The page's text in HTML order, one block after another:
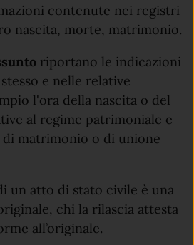
contenute nei registri
nascita, morte, matrimonio.
riportano le indicazioni
e nelle relative
l'ora della nascita o del
al regime patrimoniale e
matrimonio o di unione
un atto di stato civile è una
chi la rilascia attesta
all’originale.